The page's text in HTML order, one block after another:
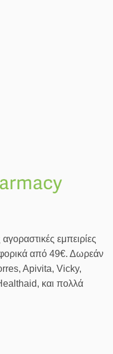
εμπειρίες
από 49€. Δωρεάν
Apivita, Vicky,
και πολλά